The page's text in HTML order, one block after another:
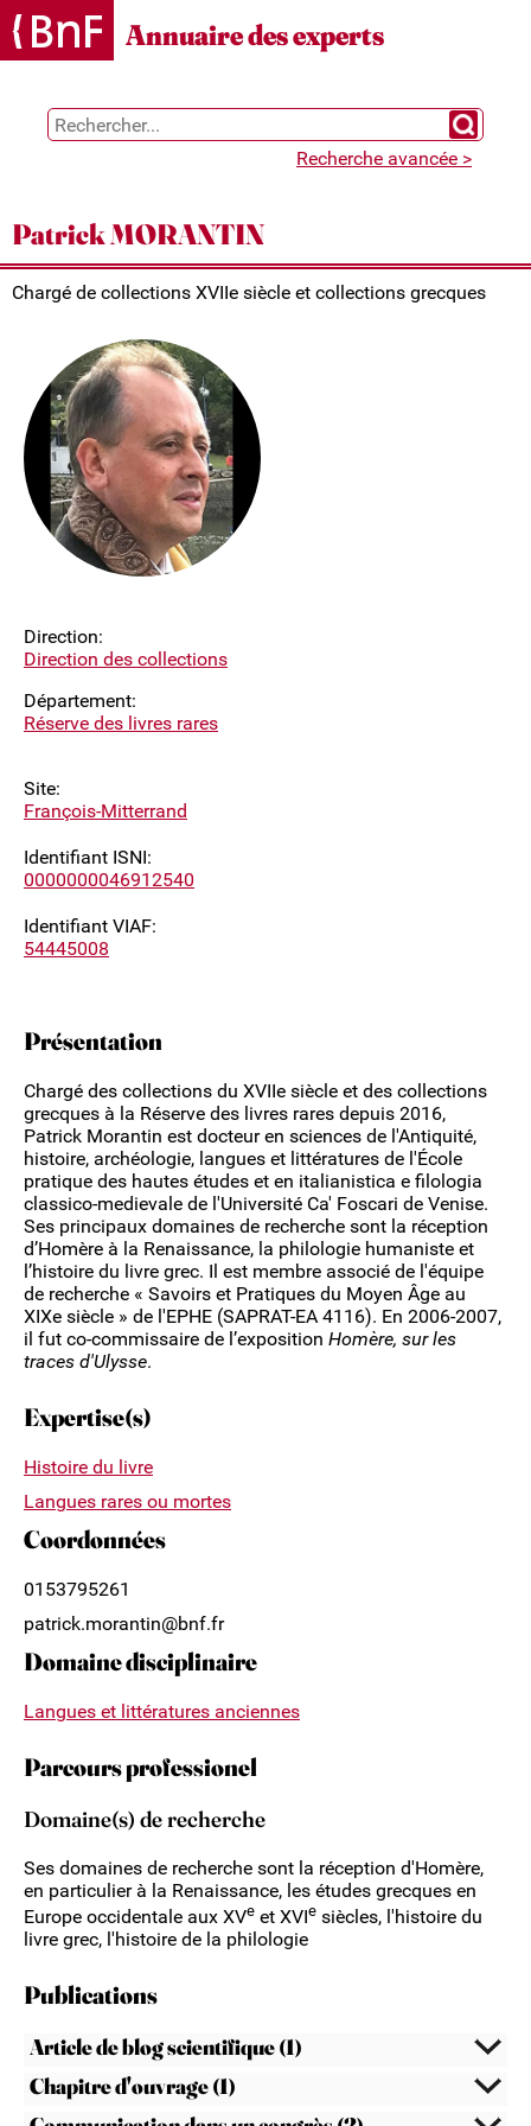
Gestion des cookies
Annuaire des experts
Chercher
Recherche avancée >
Patrick MORANTIN
Chargé de collections XVIIe siècle et collections grecques
Direction:
Direction des collections
Département:
Réserve des livres rares
Site:
François-Mitterrand
Identifiant ISNI:
0000000046912540
Identifiant VIAF:
54445008
Présentation
Chargé des collections du XVIIe siècle et des collections
grecques à la Réserve des livres rares depuis 2016,
Patrick Morantin est docteur en sciences de l'Antiquité,
histoire, archéologie, langues et littératures de l'École
pratique des hautes études et en italianistica e filologia
classico-medievale de l'Université Ca' Foscari de Venise.
Ses principaux domaines de recherche sont la réception
d’Homère à la Renaissance, la philologie humaniste et
l’histoire du livre grec. Il est membre associé de l'équipe
de recherche « Savoirs et Pratiques du Moyen Âge au
XIXe siècle » de l'EPHE (SAPRAT-EA 4116). En 2006-2007,
il fut co-commissaire de l’exposition Homère, sur les
traces d'Ulysse.
Expertise(s)
Histoire du livre
Langues rares ou mortes
Coordonnées
0153795261
patrick.morantin@bnf.fr
Domaine disciplinaire
Langues et littératures anciennes
Parcours professionel
Domaine(s) de recherche
Ses domaines de recherche sont la réception d'Homère,
en particulier à la Renaissance, les études grecques en
Europe occidentale aux XVe et XVIe siècles, l'histoire du
livre grec, l'histoire de la philologie
Publications
Article de blog scientifique (1)
Chapitre d'ouvrage (1)